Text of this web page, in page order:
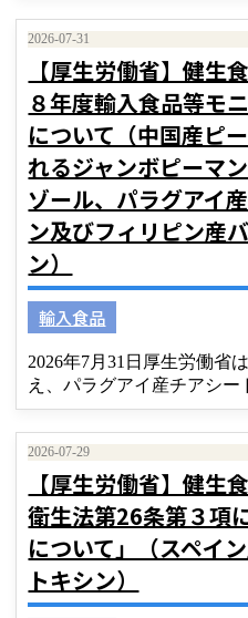
2026-07-31
【厚生労働省】健生
８年度輸入食品等モ
について（中国産ピ
れるジャンボピーマ
ゾール、パラグアイ
ン及びフィリピン産
ン）
輸入食品
2026年7月31日厚生労働省
え、パラグアイ産チアシー
2026-07-29
【厚生労働省】健生
衛生法第26条第３項
について」（スペイ
トキシン）